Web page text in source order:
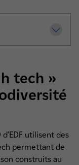
et gestion
tech »
utilisent des
permettant de
construits au